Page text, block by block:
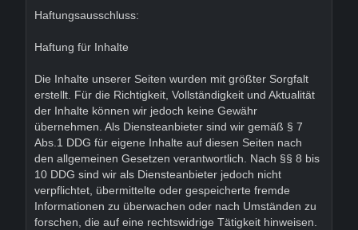
Haftungsausschluss:
Haftung für Inhalte
Die Inhalte unserer Seiten wurden mit größter Sorgfalt
erstellt. Für die Richtigkeit, Vollständigkeit und Aktualität
der Inhalte können wir jedoch keine Gewähr
übernehmen. Als Diensteanbieter sind wir gemäß § 7
Abs.1 DDG für eigene Inhalte auf diesen Seiten nach
den allgemeinen Gesetzen verantwortlich. Nach §§ 8 bis
10 DDG sind wir als Diensteanbieter jedoch nicht
verpflichtet, übermittelte oder gespeicherte fremde
Informationen zu überwachen oder nach Umständen zu
forschen, die auf eine rechtswidrige Tätigkeit hinweisen.